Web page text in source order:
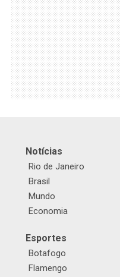
Notícias
Rio de Janeiro
Brasil
Mundo
Economia
Esportes
Botafogo
Flamengo